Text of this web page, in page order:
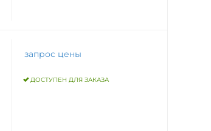
запрос цены
ДОСТУПЕН ДЛЯ ЗАКАЗА